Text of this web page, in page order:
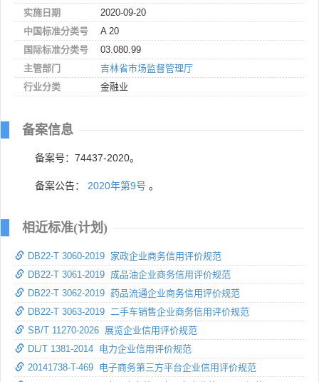
实施日期
2020-09-20
中国标准分类号
A 20
国际标准分类号
03.080.99
主管部门
吉林省市场监督管理厅
行业分类
金融业
备案信息
备案号：74437-2020。
备案公告： 2020年第9号 。
相近标准(计划)
DB22-T 3060-2019 家政企业商务信用评价规范
DB22-T 3061-2019 成品油企业商务信用评价规范
DB22-T 3062-2019 药品流通企业商务信用评价规范
DB22-T 3063-2019 二手车销售企业商务信用评价规范
SB/T 11270-2026 展览企业信用评价规范
DL/T 1381-2014 电力企业信用评价规范
20141738-T-469 电子商务第三方平台企业信用评价规范